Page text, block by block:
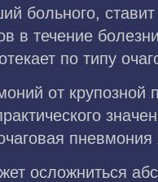
больного,
в течение
по типу
от крупозной
осложниться